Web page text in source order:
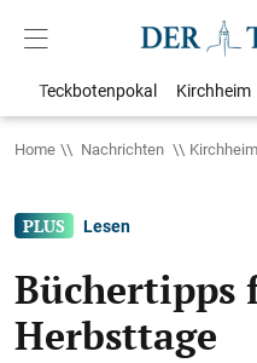
Teckbotenpokal Kirchheim
Home Nachrichten Kirchheim
Lesen
Büchertipps
Herbsttage